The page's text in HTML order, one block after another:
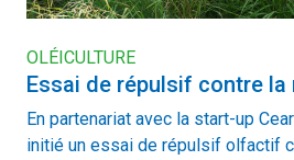
OLÉICULTURE
Essai de répulsif contre la
En partenariat avec la start-up
initié un essai de répulsif olfactif